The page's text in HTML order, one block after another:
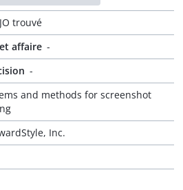
trouvé
affaire -
-
and methods for screenshot
Inc.